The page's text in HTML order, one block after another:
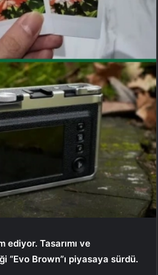
Tasarımı ve
Brown”ı piyasaya sürdü.